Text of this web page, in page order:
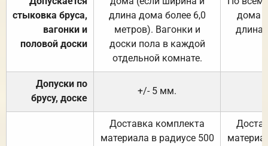
стыковка бруса,
вагонки и
половой доски
длина дома более 6,0
метров). Вагонки и
доски пола в каждой
отдельной комнате.
дома
длина
Допуски по
брусу, доске
+/- 5 мм.
Доставка комплекта
материала в радиусе 500